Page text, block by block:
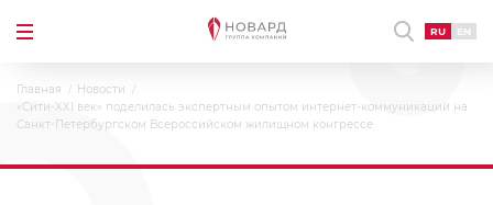
RU EN
Главная
Новости
«Сити-XXI век» поделилась экспертным опытом интернет-коммуникаций на
Санкт-Петербургском Всероссийском жилищном конгрессе